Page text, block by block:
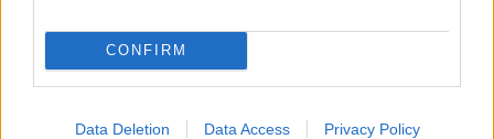
CONFIRM
Data Deletion Data Access Privacy Policy
Ακολουθήστε το Νewsit.gr στο
ενημερωθείτε πρώτοι για όλη την ειδησεογραφία και τα